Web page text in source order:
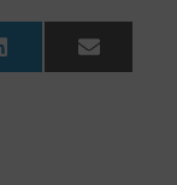
LinkedInEmail